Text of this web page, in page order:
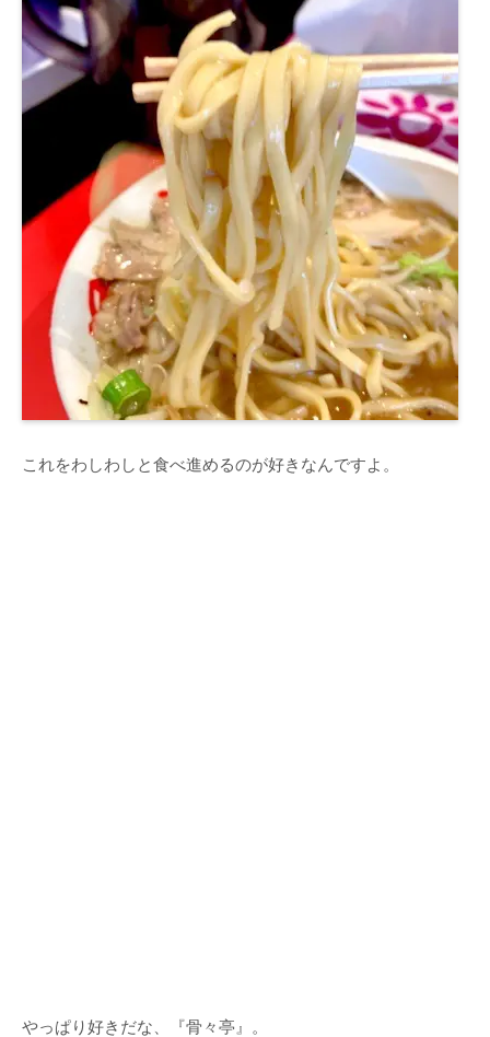
これをわしわしと食べ進めるのが好きなんですよ。
やっぱり好きだな、『骨々亭』。